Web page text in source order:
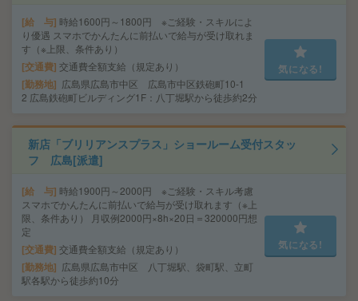
給 与 時給1600円～1800円 ※ご経験・スキルによ
り優遇 スマホでかんたんに前払いで給与が受け取れま
す（※上限、条件あり）
交通費 交通費全額支給（規定あり）
勤務地
広島県広島市中区 広島市中区鉄砲町10-1
2 広島鉄砲町ビルディング1F：八丁堀駅から徒歩約2分
気になる!
新店「ブリリアンスプラス」ショールーム受付スタッ
フ 広島[派遣]
給 与 時給1900円～2000円 ※ご経験・スキル考慮
スマホでかんたんに前払いで給与が受け取れます（※上
限、条件あり） 月収例2000円×8h×20日＝320000円想
定
交通費 交通費全額支給（規定あり）
勤務地
広島県広島市中区 八丁堀駅、袋町駅、立町
駅各駅から徒歩約10分
気になる!